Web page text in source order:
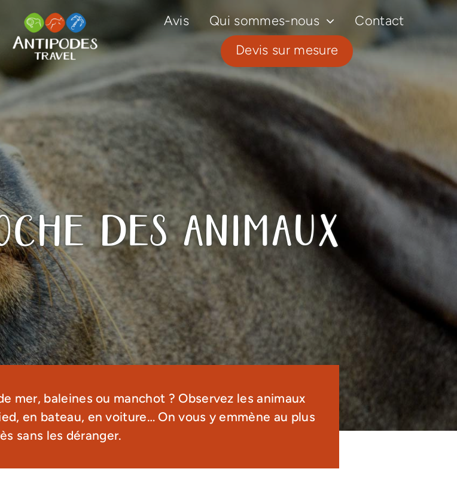
Avis Qui sommes-nous
Contact
Devis sur mesure
des animaux
mer, baleines ou manchot ? Observez les animaux
en bateau, en voiture… On vous y emmène au plus
sans les déranger.